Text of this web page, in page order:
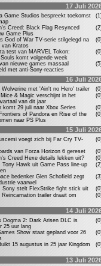
17 Juli
Game Studios bespreekt toekomst
Creed: Black Flag Resynced
Game Plus
God of War TV-serie stilgelegd na
van Kratos
test van MARVEL Tokon:
komt volgende week
nieuwe games massaal
met anti-Sony-reacties
16 Juli
Wolverine met 'Ain't no Hero' trailer
& Magic verschijnt in het
van dit jaar
komt 29 juli naar Xbox Series
of Pandora en Rise of the
naar PS Plus
15 Juli
voegt zich bij Far Cry TV-
van Forza Horizon 6 gereset
Creed Hexe details lekken uit?
Tony Hawk uit Game Pass line-up
bedenker Glen Schofield zegt
vaarwel
Sony stelt FlexStrike fight stick uit
Reincarnation trailer draait om
14 Juli
Dogma 2: Dark Arisen DLC is
25 uur lang
Show staat gepland voor 26
15 augustus in 25 jaar Kingdom
13 Juli